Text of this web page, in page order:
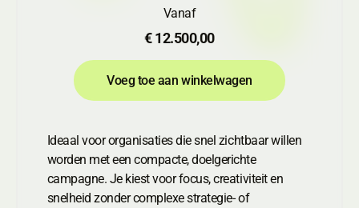
Vanaf
€ 12.500,00
Voeg toe aan winkelwagen
Voeg toe aan winkelwagen
Ideaal voor organisaties die snel zichtbaar willen
worden met een compacte, doelgerichte
campagne. Je kiest voor focus, creativiteit en
snelheid zonder complexe strategie- of